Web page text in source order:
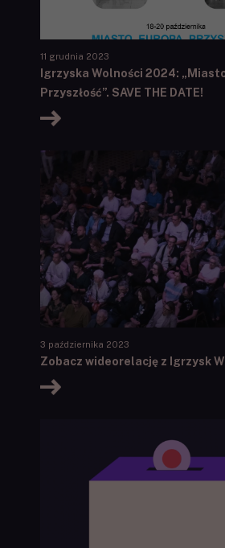
11 grudnia 2023
Igrzyska Wolności 2024:
Przyszłość”. SAVE THE DATE!
3 października 2023
Zobacz wideorelację z Igrzysk